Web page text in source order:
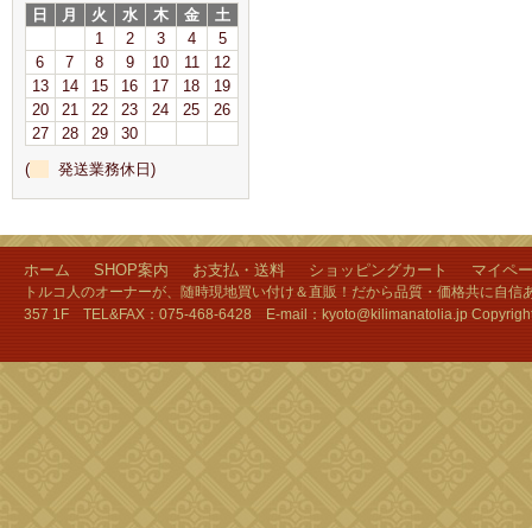
日
月 火 水 木 金
土
1
2 3 4
5
6
7 8 9 10 11
12
13
14 15 16 17 18
19
20
21 22 23 24 25
26
27
28 29
30
(
発送業務休日)
ホーム SHOP案内 お支払・送料 ショッピングカート マイペ
トルコ人のオーナーが、随時現地買い付け＆直販！だから品質・価格共に自
357 1F TEL&FAX：075-468-6428 E-mail：kyoto@kilimanatolia.jp